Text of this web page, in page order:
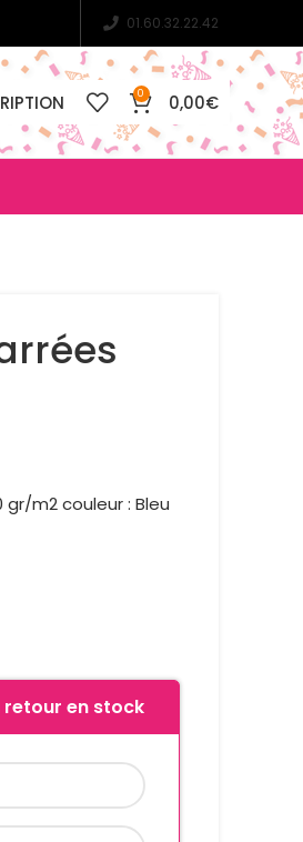
01.60.32.22.42
0 0,00€
m2 couleur : Bleu
en stock